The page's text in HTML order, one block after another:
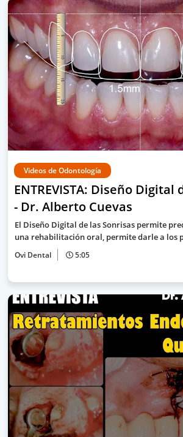
Videos de Odontología
ENTREVISTA: Diseño Digital
- Dr. Alberto Cuevas
El Diseño Digital de las Sonrisas permite
una rehabilitación oral, permite darle a los
Ovi Dental 5:05